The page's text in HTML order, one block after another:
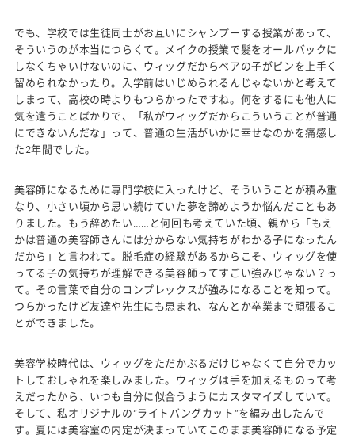
でも、学校では生徒同士がお互いにシャンプーする授業があって、
そういうのが本当につらくて。メイクの授業で髪をオールバックに
しなくちゃいけないのに、ウィッグだからペアの子がピンを上手く
留められなかったり。入学前はいじめられるんじゃないかと考えて
しまって、高校の時よりもつらかったですね。何をするにも他人に
気を遣うことばかりで、「私がウィッグだからこういうことが普通
にできないんだな」って、普通の生活がいかに幸せなのかを痛感し
た2年間でした。
美容師になるために専門学校に入ったけど、そういうことが積み重
なり、小さい頃から思い続けていた夢を諦めようか悩んだこともあ
りました。もう辞めたい……と何回も考えていた頃、親から「もえ
かは普通の美容師さんには分からない気持ちがわかる子になったん
だから」と言われて。脱毛症の経験があるからこそ、ウィッグを使
ってる子の気持ちが理解できる美容師ってすごい強みじゃない？っ
て。その言葉で自分のコンプレックスが強みになることを知って。
つらかったけど友達や先生にも恵まれ、なんとか卒業まで頑張るこ
とができました。
美容学校時代は、ウィッグをただかぶるだけじゃなくて自分でカッ
トしておしゃれを楽しみました。ウィッグは手を加えるものって考
えだったから、いつも自分に似合うようにカスタマイズしていて。
そして、私オリジナルの“ライトバングカット”を編み出したんで
す。夏には美容室の内定が決まっていてこのまま美容師になる予定